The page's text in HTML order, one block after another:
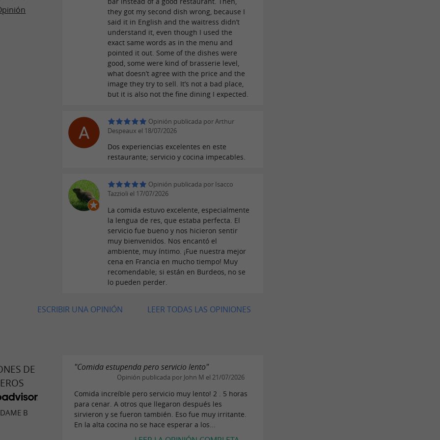
they got my second dish wrong, because I
said it in English and the waitress didn’t
understand it, even though I used the
exact same words as in the menu and
pointed it out. Some of the dishes were
good, some were kind of brasserie level,
what doesn’t agree with the price and the
image they try to sell. It’s not a bad place,
but it is also not the fine dining I expected.
Opinión publicada por Arthur
Despeaux el 18/07/2026
Dos experiencias excelentes en este
restaurante; servicio y cocina impecables.
Opinión publicada por Isacco
Tazzioli el 17/07/2026
La comida estuvo excelente, especialmente
la lengua de res, que estaba perfecta. El
servicio fue bueno y nos hicieron sentir
muy bienvenidos. Nos encantó el
ambiente, muy íntimo. ¡Fue nuestra mejor
cena en Francia en mucho tiempo! Muy
recomendable; si están en Burdeos, no se
lo pueden perder.
LEER TODAS LAS OPINIONES
ESCRIBIR UNA OPINIÓN
DE
B
"Comida estupenda pero servicio lento"
Opinión publicada por John M el 21/07/2026
Comida increíble pero servicio muy lento! 2 . 5 horas
para cenar. A otros que llegaron después les
sirvieron y se fueron también. Eso fue muy irritante.
En la alta cocina no se hace esperar a los...